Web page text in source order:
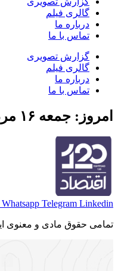
گالری فیلم
درباره ما
تماس با ما
گزارش تصویری
گالری فیلم
درباره ما
تماس با ما
امروز: جمعه ۱۶ مرداد ۱۴۰۵
Whatsapp Telegram Linkedin
تمامی حقوق مادی و معنوی این وب سایت متعلق به اقتصاد